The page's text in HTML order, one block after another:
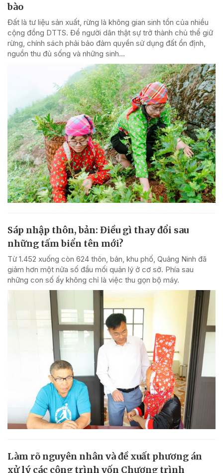
bào
Đất là tư liệu sản xuất, rừng là không gian sinh tồn của nhiều
cộng đồng DTTS. Để người dân thật sự trở thành chủ thể giữ
rừng, chính sách phải bảo đảm quyền sử dụng đất ổn định,
nguồn thu đủ sống và những sinh...
Sáp nhập thôn, bản: Điều gì thay đổi sau
những tấm biển tên mới?
Từ 1.452 xuống còn 624 thôn, bản, khu phố, Quảng Ninh đã
giảm hơn một nửa số đầu mối quản lý ở cơ sở. Phía sau
những con số ấy không chỉ là việc thu gọn bộ máy.
Làm rõ nguyên nhân và đề xuất phương án
xử lý các công trình vốn Chương trình